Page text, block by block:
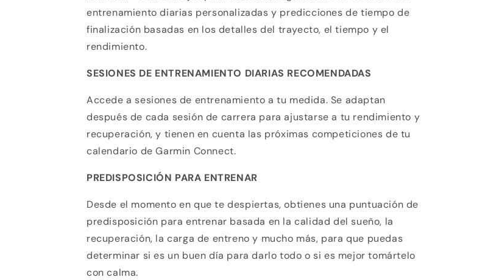
entrenamiento diarias personalizadas y predicciones de tiempo de
finalización basadas en los detalles del trayecto, el tiempo y el
rendimiento.
SESIONES DE ENTRENAMIENTO DIARIAS RECOMENDADAS
Accede a sesiones de entrenamiento a tu medida. Se adaptan
después de cada sesión de carrera para ajustarse a tu rendimiento y
recuperación, y tienen en cuenta las próximas competiciones de tu
calendario de Garmin Connect.
PREDISPOSICIÓN PARA ENTRENAR
Desde el momento en que te despiertas, obtienes una puntuación de
predisposición para entrenar basada en la calidad del sueño, la
recuperación, la carga de entreno y mucho más, para que puedas
determinar si es un buen día para darlo todo o si es mejor tomártelo
con calma.
Compra ahora y paga a meses sin
Agrega tu producto al carrito yelige pagar con
En tu cuenta de Mercado Pago,elige la
y confirma.
con saldo disponible, débito u